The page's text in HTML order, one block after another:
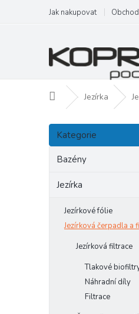
obsah
Jak nakupovat
Domů Jezírka
P
s
Přeskočit
kategorie
Kategorie
Bazény
Jezírka
Jezírkové fólie
Jezírková čerpadla a
Jezírková filtrace
Tlakové
Náhradní díly
Filtrace